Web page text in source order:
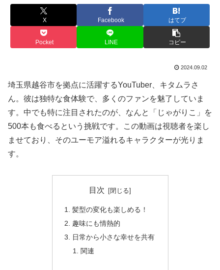
X Facebook はてブ
Pocket LINE コピー
2024.09.02
埼玉県越谷市を拠点に活躍するYouTuber、キタムラさ
ん。彼は独特な食体験で、多くのファンを魅了していま
す。中でも特に注目されたのが、なんと「じゃがりこ」を
500本も食べるという挑戦です。この動画は視聴者を楽し
ませており、そのユーモア溢れるキャラクターが光りま
す。
目次
髪型の変化も楽しめる！
趣味にも情熱的
日常から小さな幸せを共有
関連